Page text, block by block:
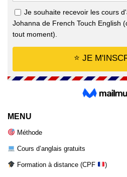
MENU
Méthode
Cours d’anglais gratuits
Formation à distance (CPF )